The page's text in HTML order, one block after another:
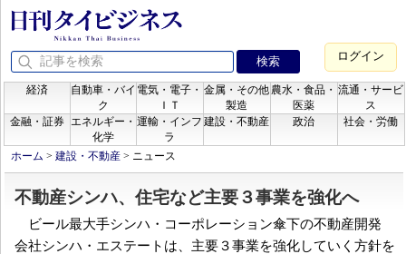
ログイン
経済
自動車・バイ
ク
電気・電子・
ＩＴ
金属・その他
製造
農水・食品・
医薬
流通・サービ
ス
金融・証券
エネルギー・
化学
運輸・インフ
ラ
建設・不動産 政治 社会・労働
ホーム > 建設・不動産 > ニュース
不動産シンハ、住宅など主要３事業を強化へ
ビール最大手シンハ・コーポレーション傘下の不動産開発
会社シンハ・エステートは、主要３事業を強化していく方針を